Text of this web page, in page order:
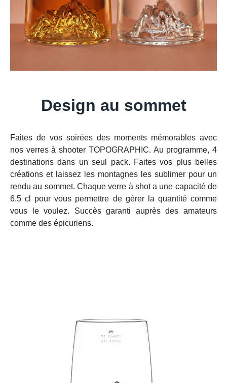
Design au sommet
Faites de vos soirées des moments mémorables avec
nos verres à shooter TOPOGRAPHIC. Au programme, 4
destinations dans un seul pack. Faites vos plus belles
créations et laissez les montagnes les sublimer pour un
rendu au sommet. Chaque verre à shot a une capacité de
6.5 cl pour vous permettre de gérer la quantité comme
vous le voulez. Succès garanti auprès des amateurs
comme des épicuriens.